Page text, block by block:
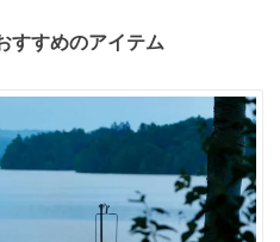
すすめのアイテム